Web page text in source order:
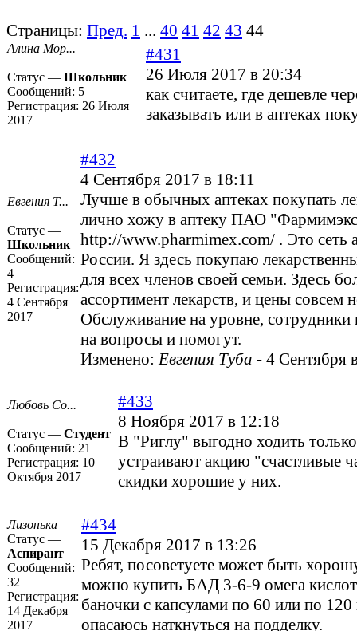
Страницы: Пред. 1 ... 40 41 42 43 44
Алина Мор...
Статус — Школьник
Сообщений: 5
Регистрация: 26 Июля
2017
#431
26 Июля 2017 в 20:34
как считаете, где дешевле
заказывать или в аптеках
Евгения Т...
Статус —
Школьник
Сообщений:
4
Регистрация:
4 Сентября
2017
#432
4 Сентября 2017 в 18:11
Лучше в обычных аптеках покупать
лично хожу в аптеку ПАО
http://www.pharmimex.com/ . Это сеть
России. Я здесь покупаю
для всех членов своей семьи. Здесь
ассортимент лекарств, и цены совсем
Обслуживание на уровне, сотрудники
на вопросы и помогут.
Изменено:Евгения Туба - 4 Сентября
Любовь Со...
Статус — Студент
Сообщений: 21
Регистрация: 10
Октября 2017
#433
8 Ноября 2017 в 12:18
В "Риглу" выгодно ходить
устраивают акцию "счастливые
скидки хорошие у них.
Лизонька
Статус —
Аспирант
Сообщений:
32
Регистрация:
14 Декабря
2017
#434
15 Декабря 2017 в 13:26
Ребят, посоветуете может быть
можно купить БАД 3-6-9 омега
баночки с капсулами по 60 или по
опасаюсь наткнуться на подделку.